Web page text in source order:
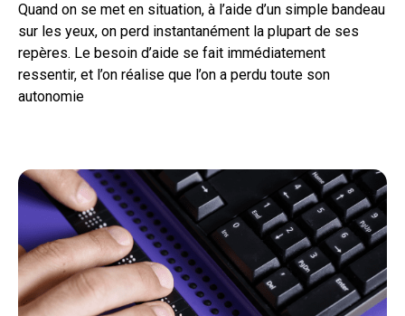
Quand on se met en situation, à l’aide d’un simple bandeau
sur les yeux, on perd instantanément la plupart de ses
repères. Le besoin d’aide se fait immédiatement
ressentir, et l’on réalise que l’on a perdu toute son
autonomie